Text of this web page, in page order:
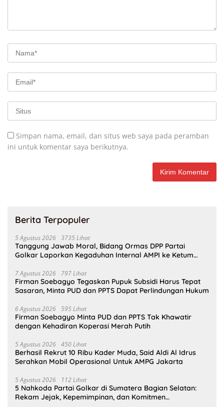
Simpan nama, email, dan situs web saya pada peramban
ini untuk komentar saya berikutnya.
Berita Terpopuler
5 Agustus 2026 3735 Lihat
Tanggung Jawab Moral, Bidang Ormas DPP Partai
Golkar Laporkan Kegaduhan Internal AMPI ke Ketum
7 Agustus 2026 797 Lihat
Firman Soebagyo Tegaskan Pupuk Subsidi Harus Tepat
Sasaran, Minta PUD dan PPTS Dapat Perlindungan Hukum
6 Agustus 2026 595 Lihat
Firman Soebagyo Minta PUD dan PPTS Tak Khawatir
dengan Kehadiran Koperasi Merah Putih
5 Agustus 2026 450 Lihat
Berhasil Rekrut 10 Ribu Kader Muda, Said Aldi Al Idrus
Serahkan Mobil Operasional Untuk AMPG Jakarta
5 Agustus 2026 112 Lihat
5 Nahkoda Partai Golkar di Sumatera Bagian Selatan:
Rekam Jejak, Kepemimpinan, dan Komitmen